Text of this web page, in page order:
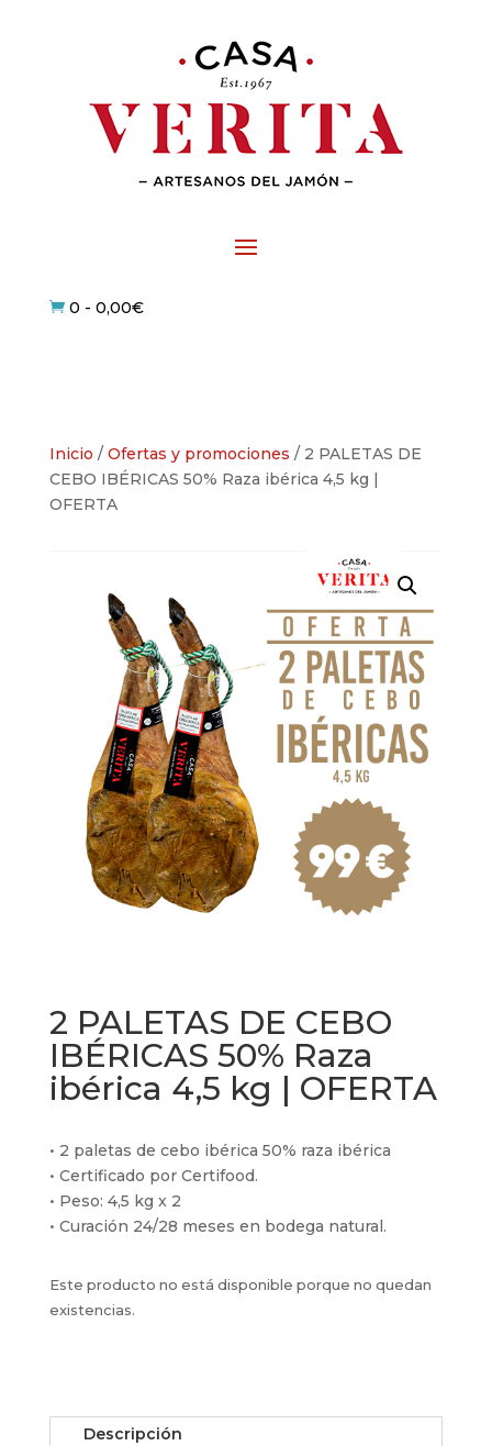
 0 - 0,00€
Inicio / Ofertas y promociones / 2 PALETAS DE
CEBO IBÉRICAS 50% Raza ibérica 4,5 kg |
OFERTA
2 PALETAS DE CEBO
IBÉRICAS 50% Raza
ibérica 4,5 kg | OFERTA
• 2 paletas de cebo ibérica 50% raza ibérica
• Certificado por Certifood.
• Peso: 4,5 kg x 2
• Curación 24/28 meses en bodega natural.
Este producto no está disponible porque no quedan
existencias.
Descripción